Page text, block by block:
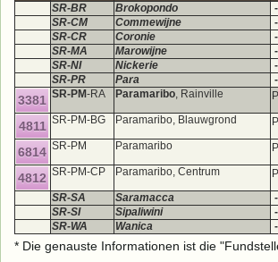
SR-BR Brokopondo
SR-CM
Commewijne
SR-CR
Coronie
SR-MA
Marowijne
SR-NI
Nickerie
SR-PR
Para
3381 SR-PM-RA Paramaribo, Rainville
4811 SR-PM-BG Paramaribo, Blauwgrond
6814 SR-PM Paramaribo
4812 SR-PM-CP Paramaribo, Centrum
SR-SA
Saramacca
SR-SI
Sipaliwini
SR-WA
Wanica
* Die genauste Informationen ist die